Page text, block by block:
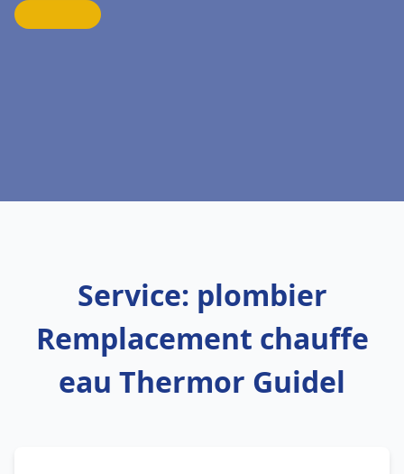
Service: plombier
Remplacement chauffe
eau Thermor Guidel